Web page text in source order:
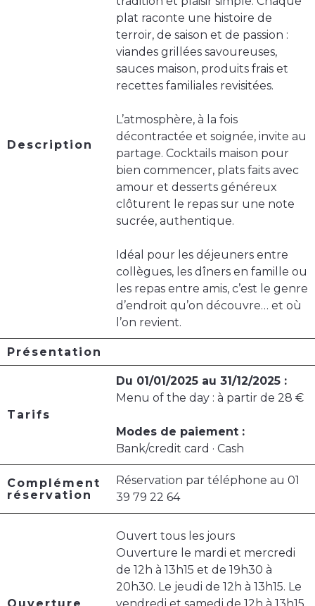
Description
plat raconte une histoire de
terroir, de saison et de passion :
viandes grillées savoureuses,
sauces maison, produits frais et
recettes familiales revisitées.
L’atmosphère, à la fois
décontractée et soignée, invite au
partage. Cocktails maison pour
bien commencer, plats faits avec
amour et desserts généreux
clôturent le repas sur une note
sucrée, authentique.
Idéal pour les déjeuners entre
collègues, les dîners en famille ou
les repas entre amis, c’est le genre
d’endroit qu’on découvre… et où
l’on revient.
Présentation
Tarifs
Du 01/01/2025 au 31/12/2025 :
Menu of the day : à partir de 28 €
Modes de paiement :
Bank/credit card · Cash
Complément
réservation
Réservation par téléphone au 01
39 79 22 64
Ouvert tous les jours
Ouverture le mardi et mercredi
de 12h à 13h15 et de 19h30 à
20h30. Le jeudi de 12h à 13h15. Le